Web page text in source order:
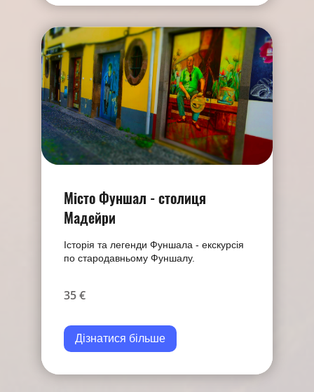
Мiсто Фуншал - столиця
Мадейри
Історія та легенди Фуншала - екскурсія
по стародавньому Фуншалу.
35 €
Дізнатися більше